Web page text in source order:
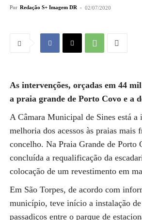
Por Redação S+ Imagem DR - 02/07/2020
As intervenções, orçadas em 44
a praia grande de Porto Covo e a
A Câmara Municipal de Sines está a
melhoria dos acessos às praias mais
concelho. Na Praia Grande de Porto
concluída a requalificação da
colocação de um revestimento em
Em São Torpes, de acordo com
município, teve início a instalação
passadiços entre o parque de